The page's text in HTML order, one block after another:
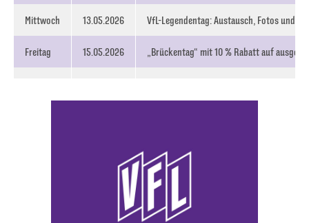
Mittwoch 13.05.2026 VfL-Legendentag: Austausch, Fotos und
Freitag 15.05.2026 „Brückentag“ mit 10 % Rabatt auf